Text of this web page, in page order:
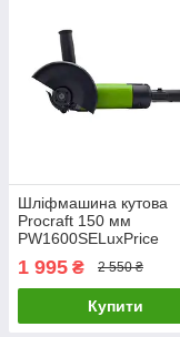
Шліфмашина кутова
Procraft 150 мм
PW1600SELuxPrice
1 995 ₴ 2 550 ₴
Купити